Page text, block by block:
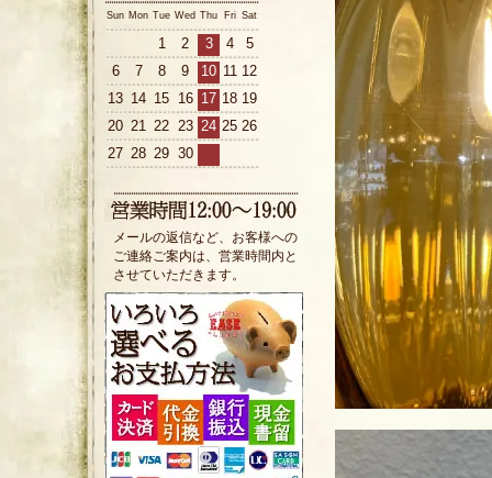
Sun Mon Tue Wed Thu Fri Sat
1 2 3 4
5
6
7 8 9 10 11 12
13 14 15 16 17 18 19
20 21 22 23 24 25 26
27 28 29 30
メールの返信など、お客様への
ご連絡ご案内は、営業時間内と
させていただきます。